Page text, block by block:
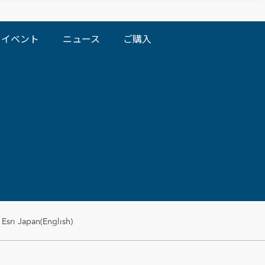
イベント ニュース ご購入
Japan(English)